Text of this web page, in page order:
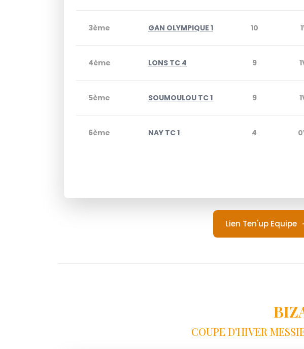
3ème GAN OLYMPIQUE 1 10
4ème LONS TC 4 9
5ème SOUMOULOU TC 1 9
6ème NAY TC 1 4
Lien Ten'up Equipe
COUPE D'HIVER